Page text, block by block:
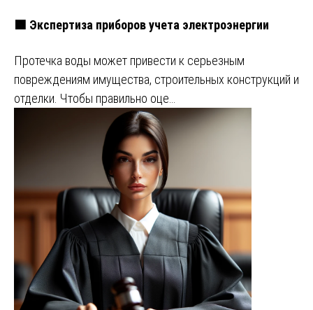
🟩 Экспертиза приборов учета электроэнергии
Протечка воды может привести к серьезным
повреждениям имущества, строительных конструкций и
отделки. Чтобы правильно оце…